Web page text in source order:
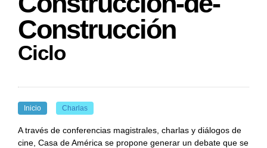
Construcción
Ciclo
Inicio Charlas
A través de conferencias magistrales, charlas y diálogos de
cine, Casa de América se propone generar un debate que se